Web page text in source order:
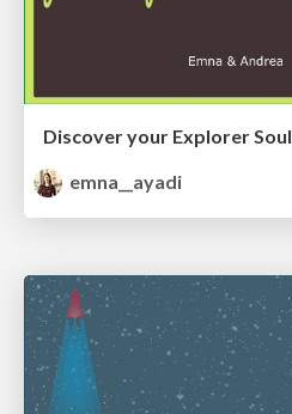
Discover your Explorer Soul
emna__ayadi